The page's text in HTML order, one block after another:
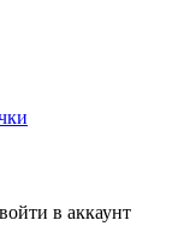
в аккаунт